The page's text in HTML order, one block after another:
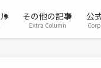
その他の記事
Extra Column
公